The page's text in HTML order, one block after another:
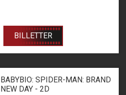
BILLETTER
BABYBIO: SPIDER-MAN: BRAND
NEW DAY - 2D